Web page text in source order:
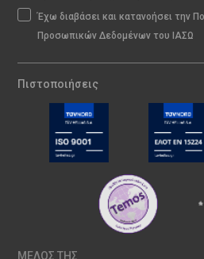
Έχω διαβάσει και κατανοήσει την
Προσωπικών Δεδομένων του ΙΑΣΩ
Πιστοποιήσεις
ΜΕΛΟΣ ΤΗΣ